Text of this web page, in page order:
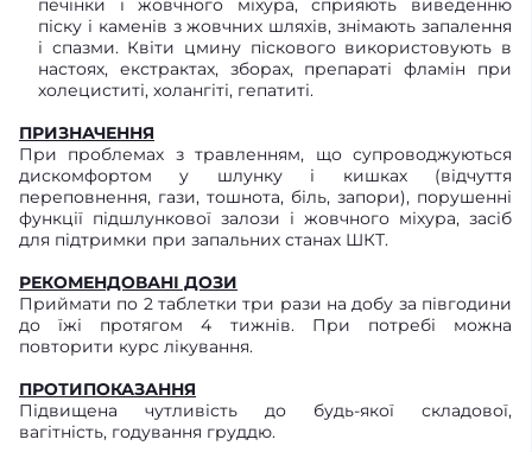
печінки і жовчного міхура, сприяють виведенню
піску і каменів з жовчних шляхів, знімають запалення
і спазми. Квіти цмину піскового використовують в
настоях, екстрактах, зборах, препараті фламін при
холециститі, холангіті, гепатиті.
ПРИЗНАЧЕННЯ
При проблемах з травленням, що супроводжуються
дискомфортом у шлунку і кишках (відчуття
переповнення, гази, тошнота, біль, запори), порушенні
функції підшлункової залози і жовчного міхура, засіб
для підтримки при запальних станах ШКТ.
РЕКОМЕНДОВАНІ ДОЗИ
Приймати по 2 таблетки три рази на добу за півгодини
до їжі протягом 4 тижнів. При потребі можна
повторити курс лікування.
ПРОТИПОКАЗАННЯ
Підвищена чутливість до будь-якої складової,
вагітність, годування груддю.